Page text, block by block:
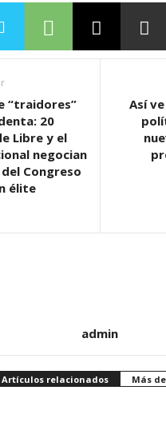
“traidores”
20
Libre y el
negocian
Congreso
élite
Así
admin
Artículos relacionados Más